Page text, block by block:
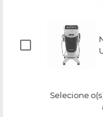
Selecione